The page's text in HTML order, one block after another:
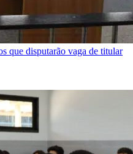
que disputarão vaga de titular